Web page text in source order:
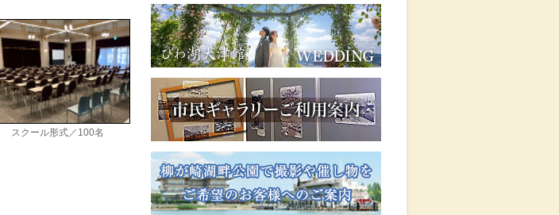
スクール形式／100名